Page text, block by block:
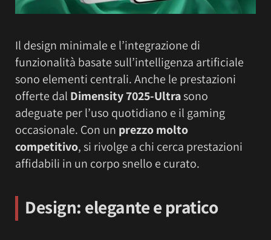
Il design minimale e l’integrazione di
funzionalità basate sull’intelligenza artificiale
sono elementi centrali. Anche le prestazioni
offerte dal Dimensity 7025-Ultrasono
adeguate per l’uso quotidiano e il gaming
occasionale. Con un prezzo molto
competitivo, si rivolge a chi cerca prestazioni
affidabili in un corpo snello e curato.
Design: elegante e pratico